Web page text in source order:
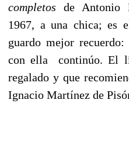
completos de Antonio
1967, a una chica; es
guardo mejor
con ella continúo. El
regalado y que
Ignacio Martínez de